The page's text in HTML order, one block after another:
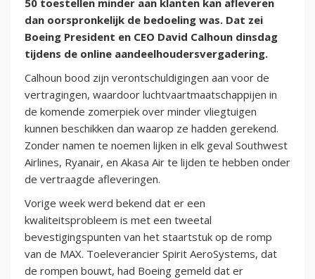
50 toestellen minder aan klanten kan afleveren
dan oorspronkelijk de bedoeling was. Dat zei
Boeing President en CEO David Calhoun dinsdag
tijdens de online aandeelhoudersvergadering.
Calhoun bood zijn verontschuldigingen aan voor de
vertragingen, waardoor luchtvaartmaatschappijen in
de komende zomerpiek over minder vliegtuigen
kunnen beschikken dan waarop ze hadden gerekend.
Zonder namen te noemen lijken in elk geval Southwest
Airlines, Ryanair, en Akasa Air te lijden te hebben onder
de vertraagde afleveringen.
Vorige week werd bekend dat er een
kwaliteitsprobleem is met een tweetal
bevestigingspunten van het staartstuk op de romp
van de MAX. Toeleverancier Spirit AeroSystems, dat
de rompen bouwt, had Boeing gemeld dat er